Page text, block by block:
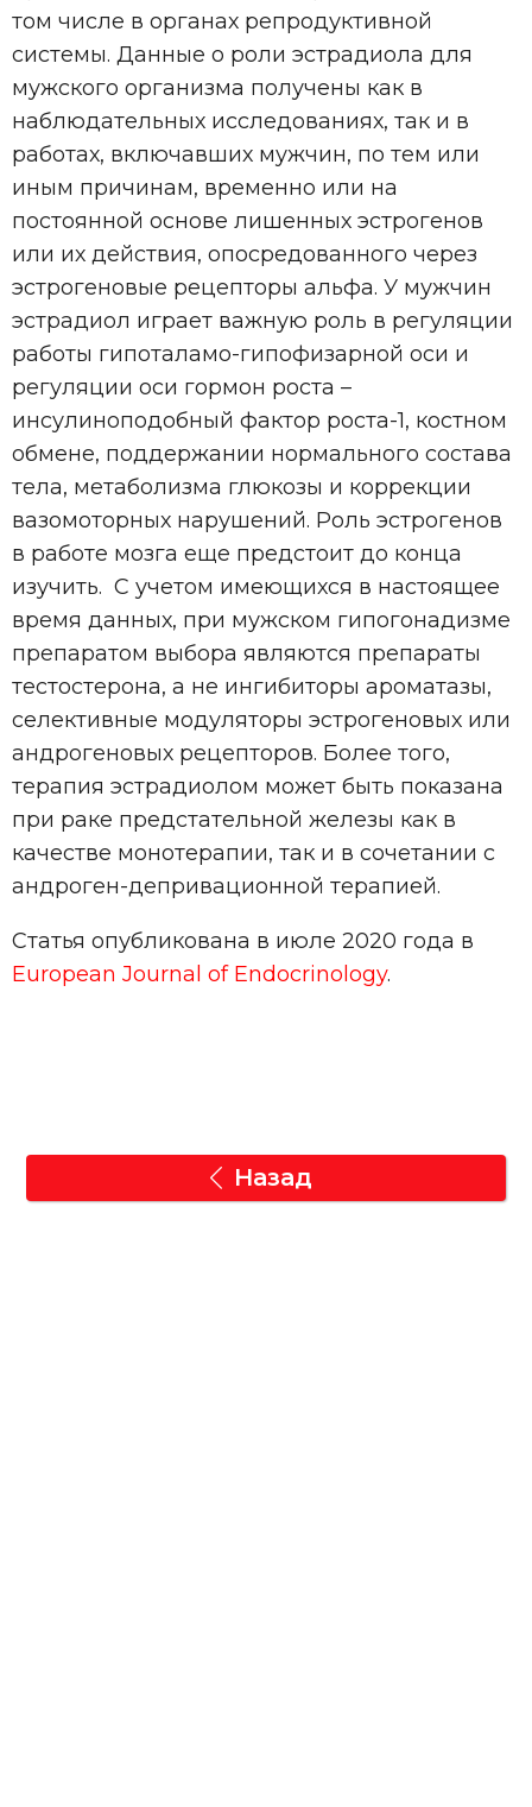
том числе в органах репродуктивной
системы. Данные о роли эстрадиола для
мужского организма получены как в
наблюдательных исследованиях, так и в
работах, включавших мужчин, по тем или
иным причинам, временно или на
постоянной основе лишенных эстрогенов
или их действия, опосредованного через
эстрогеновые рецепторы альфа. У мужчин
эстрадиол играет важную роль в регуляции
работы гипоталамо-гипофизарной оси и
регуляции оси гормон роста –
инсулиноподобный фактор роста-1, костном
обмене, поддержании нормального состава
тела, метаболизма глюкозы и коррекции
вазомоторных нарушений. Роль эстрогенов
в работе мозга еще предстоит до конца
изучить. С учетом имеющихся в настоящее
время данных, при мужском гипогонадизме
препаратом выбора являются препараты
тестостерона, а не ингибиторы ароматазы,
селективные модуляторы эстрогеновых или
андрогеновых рецепторов. Более того,
терапия эстрадиолом может быть показана
при раке предстательной железы как в
качестве монотерапии, так и в сочетании с
андроген-депривационной терапией.
Статья опубликована в июле 2020 года в
European Journal of Endocrinology.
Назад